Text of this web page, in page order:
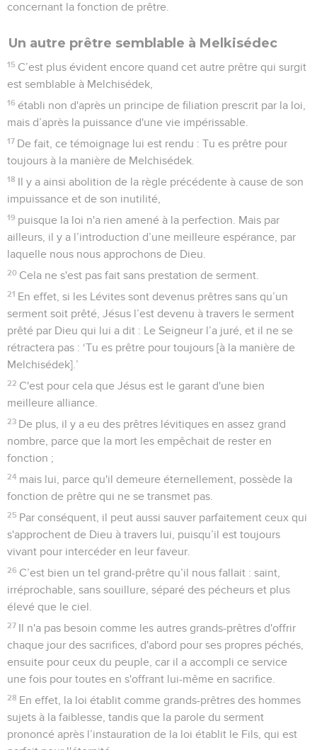
concernant la fonction de prêtre.
Un autre prêtre semblable à Melkisédec
15 C’est plus évident encore quand cet autre prêtre qui surgit
est semblable à Melchisédek,
16 établi non d'après un principe de filiation prescrit par la loi,
mais d’après la puissance d'une vie impérissable.
17 De fait, ce témoignage lui est rendu : Tu es prêtre pour
toujours à la manière de Melchisédek.
18 Il y a ainsi abolition de la règle précédente à cause de son
impuissance et de son inutilité,
19 puisque la loi n'a rien amené à la perfection. Mais par
ailleurs, il y a l’introduction d’une meilleure espérance, par
laquelle nous nous approchons de Dieu.
20 Cela ne s'est pas fait sans prestation de serment.
21 En effet, si les Lévites sont devenus prêtres sans qu’un
serment soit prêté, Jésus l’est devenu à travers le serment
prêté par Dieu qui lui a dit : Le Seigneur l’a juré, et il ne se
rétractera pas : ‘Tu es prêtre pour toujours [à la manière de
Melchisédek].’
22 C'est pour cela que Jésus est le garant d'une bien
meilleure alliance.
23 De plus, il y a eu des prêtres lévitiques en assez grand
nombre, parce que la mort les empêchait de rester en
fonction ;
24 mais lui, parce qu'il demeure éternellement, possède la
fonction de prêtre qui ne se transmet pas.
25 Par conséquent, il peut aussi sauver parfaitement ceux qui
s'approchent de Dieu à travers lui, puisqu’il est toujours
vivant pour intercéder en leur faveur.
26 C’est bien un tel grand-prêtre qu’il nous fallait : saint,
irréprochable, sans souillure, séparé des pécheurs et plus
élevé que le ciel.
27 Il n'a pas besoin comme les autres grands-prêtres d'offrir
chaque jour des sacrifices, d'abord pour ses propres péchés,
ensuite pour ceux du peuple, car il a accompli ce service
une fois pour toutes en s'offrant lui-même en sacrifice.
28 En effet, la loi établit comme grands-prêtres des hommes
sujets à la faiblesse, tandis que la parole du serment
prononcé après l’instauration de la loi établit le Fils, qui est